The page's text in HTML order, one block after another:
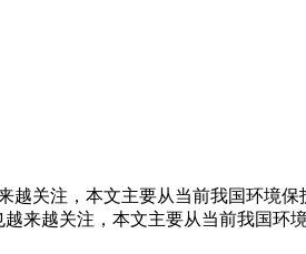
越关注，本文主要从当前我国环境保
来越关注，本文主要从当前我国